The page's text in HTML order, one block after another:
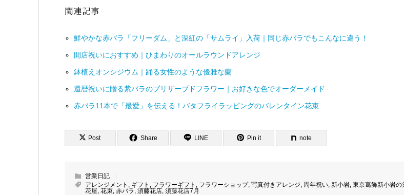
関連記事
鮮やかな赤バラ「フリーダム」と深紅の「サムライ」入荷｜同じ赤バラでもこんなに違う！
開店祝いにおすすめ｜ひまわりのオールラウンドアレンジ
鉢植えオンシジウム｜踊る女性のような優雅な蘭
還暦祝いに贈る紫バラのプリザーブドフラワー｜お好きな色でオーダーメイド
赤バラ11本で「最愛」を伝える！バタフライラッピングのバレンタイン花束
Post Share LINE Pin it note
営業日記
アレンジメント
ギフト フラワーギフト フラワーショップ, 写真付きアレンジ 周年祝い, 新小岩, 東京葛飾新小岩の
花屋 花束, 赤バラ 須藤花店, 須藤花店7月